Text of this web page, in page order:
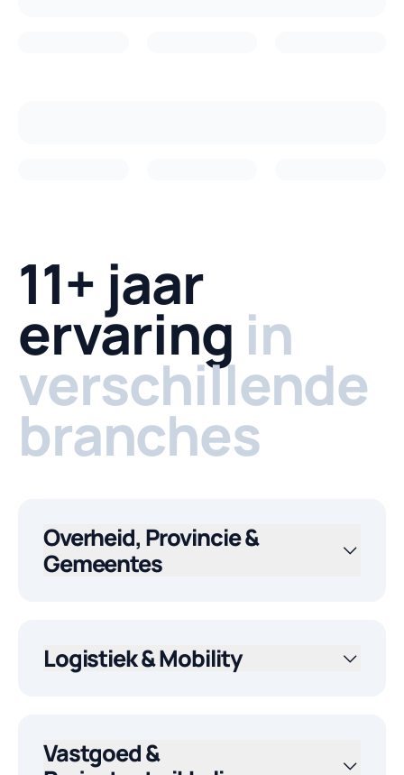
11+ jaar
ervaring in
verschillende
branches
Overheid, Provincie &
Gemeentes
Logistiek & Mobility
Vastgoed &